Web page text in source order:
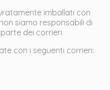
imballati con
siamo responsabili di
dei corrieri.
con i seguenti corrieri: